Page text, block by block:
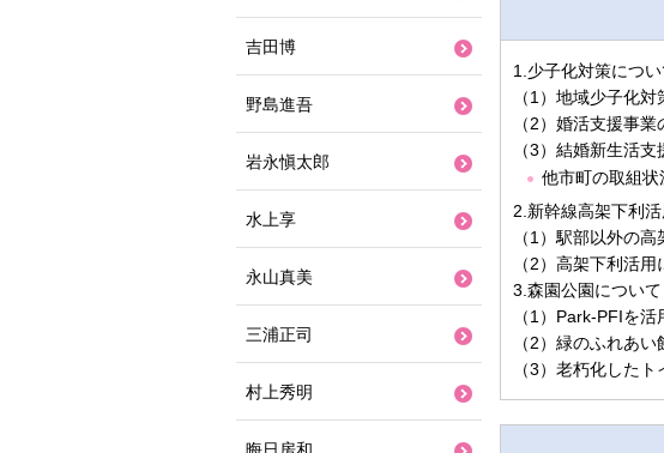
1.少子化対策につい
（1）地域少子化
（2）婚活支援事
（3）結婚新生活
他市町の取組
2.新幹線高架下利
（1）駅部以外の
（2）高架下利活
3.森園公園について
（1）Park-PFIを
（2）緑のふれあ
（3）老朽化した
吉田博
野島進吾
岩永愼太郎
水上享
永山真美
三浦正司
村上秀明